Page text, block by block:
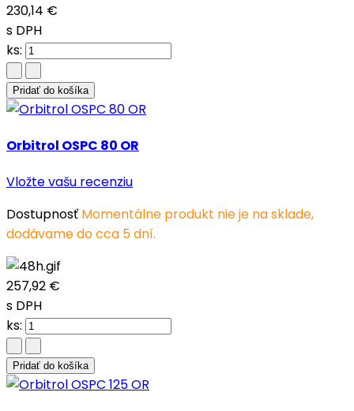
230,14 €
s DPH
ks:
Pridať do košíka
Orbitrol OSPC 80 OR
Vložte vašu recenziu
Dostupnosť Momentálne produkt nie je na sklade,
dodávame do cca 5 dní.
257,92 €
s DPH
ks:
Pridať do košíka